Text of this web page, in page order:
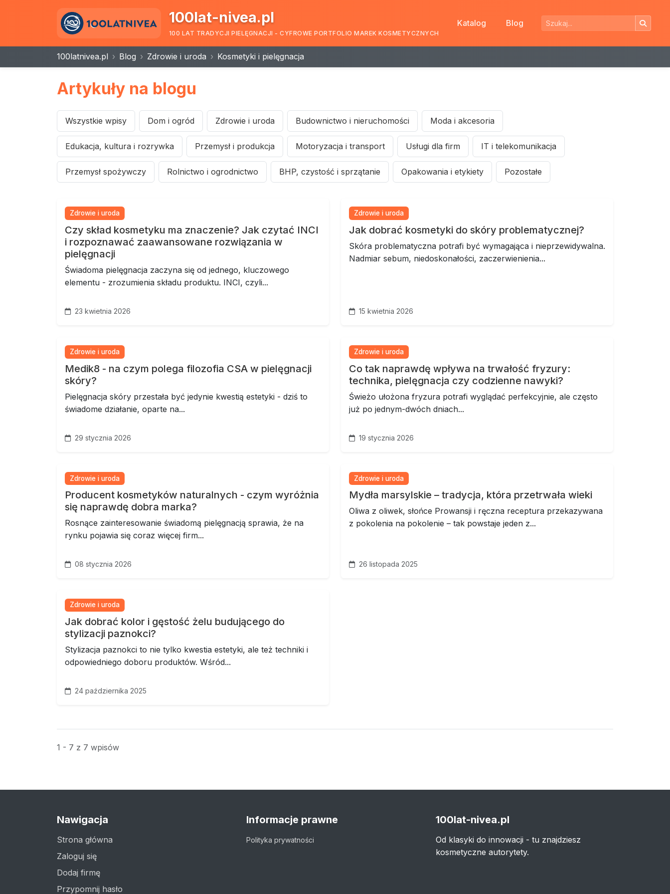
100lat-nivea.pl
100 LAT TRADYCJI PIELĘGNACJI - CYFROWE PORTFOLIO MAREK KOSMETYCZNYCH
Katalog Blog
100latnivea.pl Blog Zdrowie i uroda Kosmetyki i pielęgnacja
Artykuły na blogu
Wszystkie wpisy Dom i ogród Zdrowie i uroda Budownictwo i nieruchomości Moda i akcesoria
Edukacja, kultura i rozrywka Przemysł i produkcja Motoryzacja i transport Usługi dla firm IT i telekomunikacja
Przemysł spożywczy Rolnictwo i ogrodnictwo BHP, czystość i sprzątanie Opakowania i etykiety Pozostałe
Zdrowie i uroda
Czy skład kosmetyku ma znaczenie? Jak czytać INCI
i rozpoznawać zaawansowane rozwiązania w
pielęgnacji
Świadoma pielęgnacja zaczyna się od jednego, kluczowego
elementu - zrozumienia składu produktu. INCI, czyli...
23 kwietnia 2026
Zdrowie i uroda
Jak dobrać kosmetyki do skóry problematycznej?
Skóra problematyczna potrafi być wymagająca i nieprzewidywalna.
Nadmiar sebum, niedoskonałości, zaczerwienienia...
15 kwietnia 2026
Zdrowie i uroda
Medik8 - na czym polega filozofia CSA w pielęgnacji
skóry?
Pielęgnacja skóry przestała być jedynie kwestią estetyki - dziś to
świadome działanie, oparte na...
29 stycznia 2026
Zdrowie i uroda
Co tak naprawdę wpływa na trwałość fryzury:
technika, pielęgnacja czy codzienne nawyki?
Świeżo ułożona fryzura potrafi wyglądać perfekcyjnie, ale często
już po jednym-dwóch dniach...
19 stycznia 2026
Zdrowie i uroda
Producent kosmetyków naturalnych - czym wyróżnia
się naprawdę dobra marka?
Rosnące zainteresowanie świadomą pielęgnacją sprawia, że na
rynku pojawia się coraz więcej firm...
08 stycznia 2026
Zdrowie i uroda
Mydła marsylskie – tradycja, która przetrwała wieki
Oliwa z oliwek, słońce Prowansji i ręczna receptura przekazywana
z pokolenia na pokolenie – tak powstaje jeden z...
26 listopada 2025
Zdrowie i uroda
Jak dobrać kolor i gęstość żelu budującego do
stylizacji paznokci?
Stylizacja paznokci to nie tylko kwestia estetyki, ale też techniki i
odpowiedniego doboru produktów. Wśród...
24 października 2025
1 - 7 z 7 wpisów
Nawigacja
Strona główna
Zaloguj się
Dodaj firmę
Przypomnij hasło
Informacje prawne
Polityka prywatności
100lat-nivea.pl
Od klasyki do innowacji - tu znajdziesz
kosmetyczne autorytety.